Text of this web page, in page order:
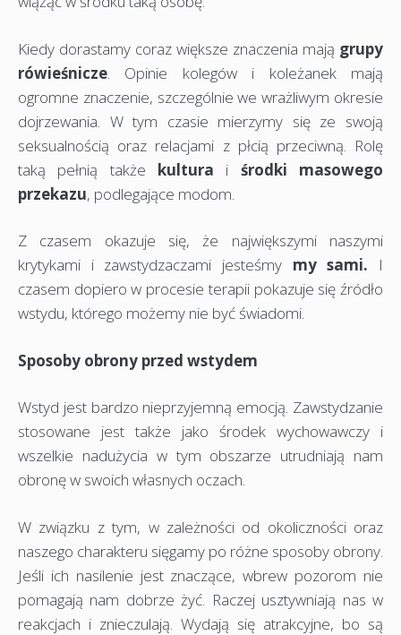
Kiedy dorastamy coraz większe znaczenia mają grupy
rówieśnicze . Opinie kolegów i koleżanek mają
ogromne znaczenie, szczególnie we wrażliwym okresie
dojrzewania. W tym czasie mierzymy się ze swoją
seksualnością oraz relacjami z płcią przeciwną. Rolę
taką pełnią także kultura i środki masowego
przekazu, podlegające modom.
Z czasem okazuje się, że największymi naszymi
krytykami i zawstydzaczami jesteśmy my sami. I
czasem dopiero w procesie terapii pokazuje się źródło
wstydu, którego możemy nie być świadomi.
Sposoby obrony przed wstydem
Wstyd jest bardzo nieprzyjemną emocją. Zawstydzanie
stosowane jest także jako środek wychowawczy i
wszelkie nadużycia w tym obszarze utrudniają nam
obronę w swoich własnych oczach.
W związku z tym, w zależności od okoliczności oraz
naszego charakteru sięgamy po różne sposoby obrony.
Jeśli ich nasilenie jest znaczące, wbrew pozorom nie
pomagają nam dobrze żyć. Raczej usztywniają nas w
reakcjach i znieczulają. Wydają się atrakcyjne, bo są